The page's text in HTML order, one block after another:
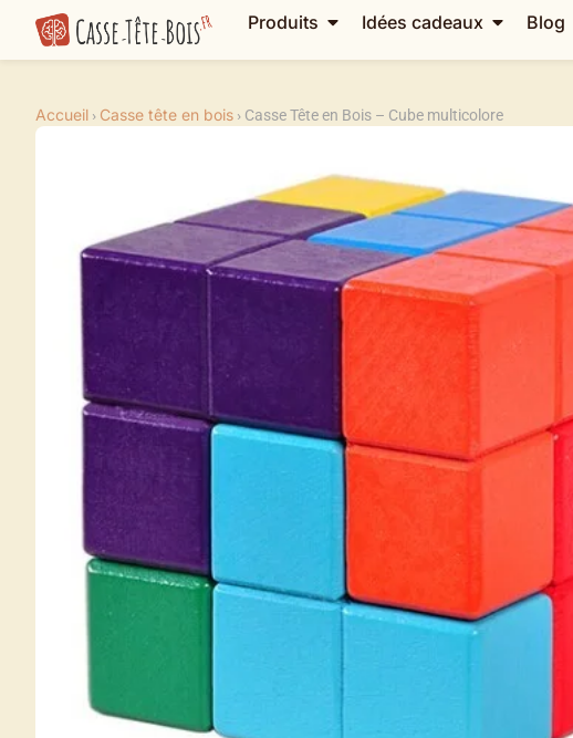
Produits Idées cadeaux Blog
Accueil › Casse tête en bois › Casse Tête en Bois – Cube multicolore